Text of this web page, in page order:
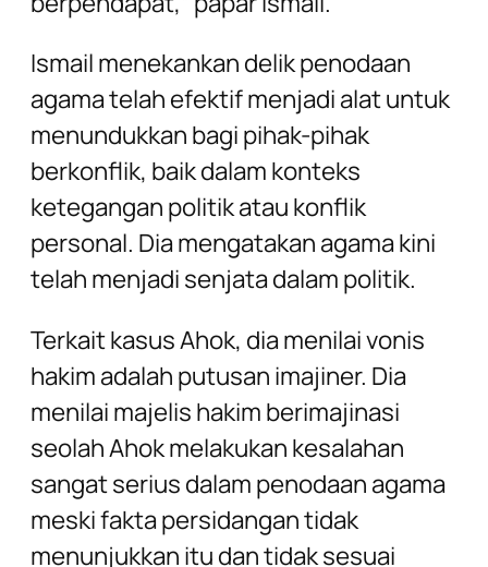
Ismail menekankan delik penodaan
agama telah efektif menjadi alat untuk
menundukkan bagi pihak-pihak
berkonflik, baik dalam konteks
ketegangan politik atau konflik
personal. Dia mengatakan agama kini
telah menjadi senjata dalam politik.
Terkait kasus Ahok, dia menilai vonis
hakim adalah putusan imajiner. Dia
menilai majelis hakim berimajinasi
seolah Ahok melakukan kesalahan
sangat serius dalam penodaan agama
meski fakta persidangan tidak
menunjukkan itu dan tidak sesuai